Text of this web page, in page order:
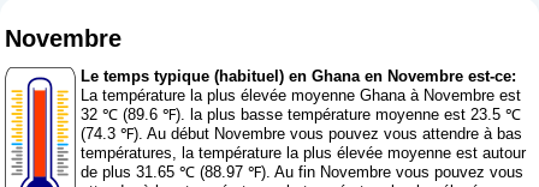
Novembre
Le temps typique (habituel) en Ghana en Novembre est-ce:
La température la plus élevée moyenne Ghana à Novembre est
32 ℃ (89.6 ℉). la plus basse température moyenne est 23.5 ℃
(74.3 ℉). Au début Novembre vous pouvez vous attendre à bas
températures, la température la plus élevée moyenne est autour
de plus 31.65 ℃ (88.97 ℉). Au fin Novembre vous pouvez vous